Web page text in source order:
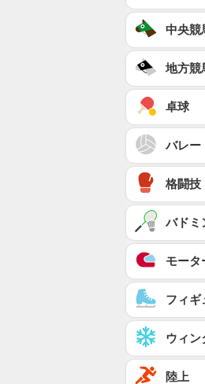
中央競
地方競
卓球
バレー
格闘技
バドミ
モータ
フィギ
ウィン
陸上